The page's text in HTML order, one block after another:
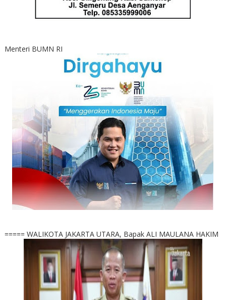
Menteri BUMN RI
===== WALIKOTA JAKARTA UTARA, Bapak ALI MAULANA HAKIM